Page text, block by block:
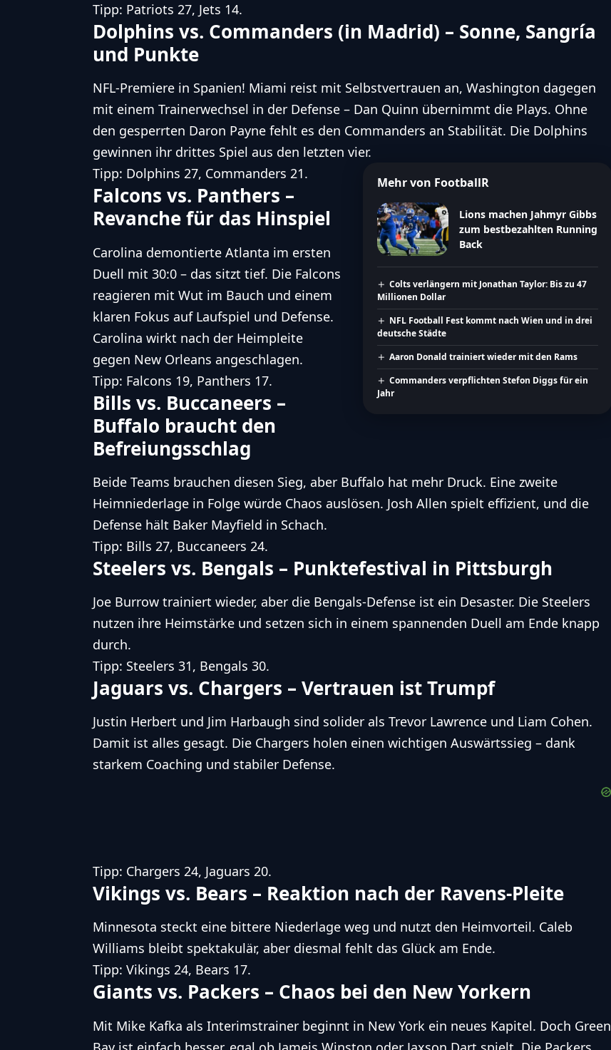
Tipp: Patriots 27, Jets 14.
Dolphins vs. Commanders (in Madrid) – Sonne, Sangría
und Punkte
NFL-Premiere in Spanien! Miami reist mit Selbstvertrauen an, Washington dagegen
mit einem Trainerwechsel in der Defense – Dan Quinn übernimmt die Plays. Ohne
den gesperrten Daron Payne fehlt es den Commanders an Stabilität. Die Dolphins
gewinnen ihr drittes Spiel aus den letzten vier.
Mehr von FootballR
Lions machen Jahmyr Gibbs
zum bestbezahlten Running
Back
Colts verlängern mit Jonathan Taylor: Bis zu 47
Millionen Dollar
NFL Football Fest kommt nach Wien und in drei
deutsche Städte
Aaron Donald trainiert wieder mit den Rams
Commanders verpflichten Stefon Diggs für ein
Jahr
Tipp: Dolphins 27, Commanders 21.
Falcons vs. Panthers –
Revanche für das Hinspiel
Carolina demontierte Atlanta im ersten
Duell mit 30:0 – das sitzt tief. Die Falcons
reagieren mit Wut im Bauch und einem
klaren Fokus auf Laufspiel und Defense.
Carolina wirkt nach der Heimpleite
gegen New Orleans angeschlagen.
Tipp: Falcons 19, Panthers 17.
Bills vs. Buccaneers –
Buffalo braucht den
Befreiungsschlag
Beide Teams brauchen diesen Sieg, aber Buffalo hat mehr Druck. Eine zweite
Heimniederlage in Folge würde Chaos auslösen. Josh Allen spielt effizient, und die
Defense hält Baker Mayfield in Schach.
Tipp: Bills 27, Buccaneers 24.
Steelers vs. Bengals – Punktefestival in Pittsburgh
Joe Burrow trainiert wieder, aber die Bengals-Defense ist ein Desaster. Die Steelers
nutzen ihre Heimstärke und setzen sich in einem spannenden Duell am Ende knapp
durch.
Tipp: Steelers 31, Bengals 30.
Jaguars vs. Chargers – Vertrauen ist Trumpf
Justin Herbert und Jim Harbaugh sind solider als Trevor Lawrence und Liam Cohen.
Damit ist alles gesagt. Die Chargers holen einen wichtigen Auswärtssieg – dank
starkem Coaching und stabiler Defense.
Tipp: Chargers 24, Jaguars 20.
Vikings vs. Bears – Reaktion nach der Ravens-Pleite
Minnesota steckt eine bittere Niederlage weg und nutzt den Heimvorteil. Caleb
Williams bleibt spektakulär, aber diesmal fehlt das Glück am Ende.
Tipp: Vikings 24, Bears 17.
Giants vs. Packers – Chaos bei den New Yorkern
Mit Mike Kafka als Interimstrainer beginnt in New York ein neues Kapitel. Doch Green